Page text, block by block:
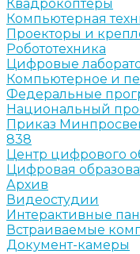
Квадрокоптеры
Компьютерная
Проекторы и
Робототехника
Цифровые
Компьютерное и
Федеральные
Национальный
Приказ
838
Центр цифрового
Цифровая
Архив
Видеостудии
Интерактивные
Встраиваемые
Документ-камеры